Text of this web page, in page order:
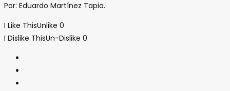
Por: Eduardo Martínez Tapia.
I Like ThisUnlike 0
I Dislike ThisUn-Dislike 0